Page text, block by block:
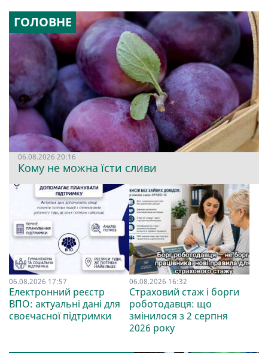
ГОЛОВНЕ
06.08.2026 20:16
Кому не можна їсти сливи
06.08.2026 17:57
Електронний реєстр
ВПО: актуальні дані для
своєчасної підтримки
06.08.2026 16:32
Страховий стаж і борги
роботодавця: що
змінилося з 2 серпня
2026 року